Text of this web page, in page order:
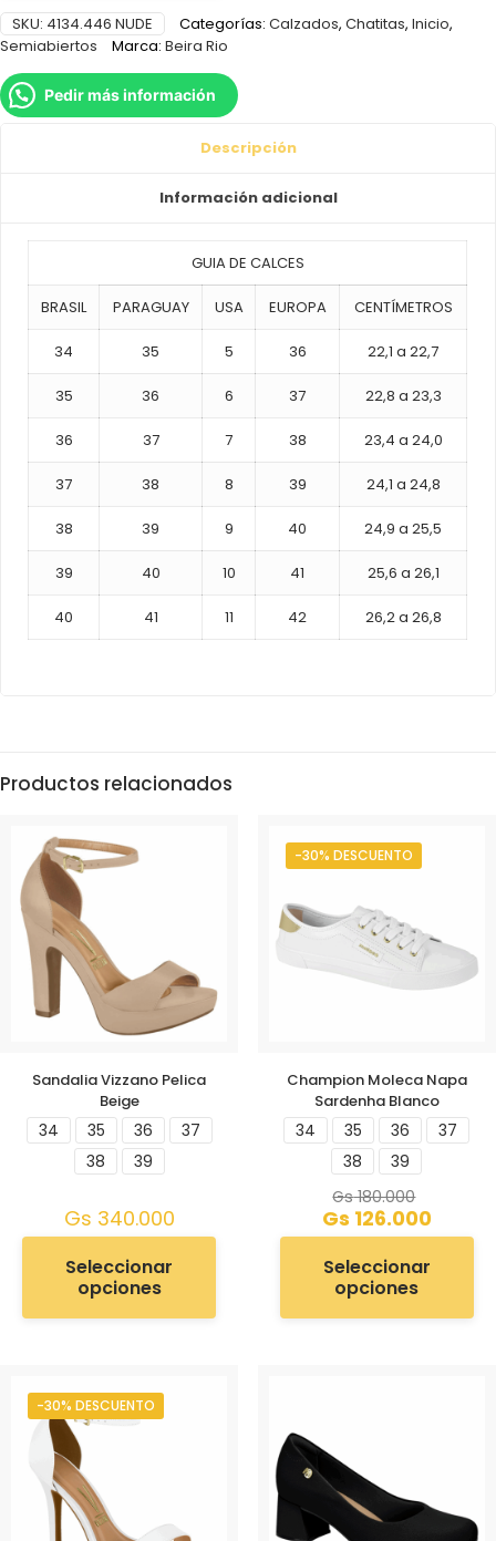
SKU: 4134.446 NUDE Categorías: Calzados, Chatitas, Inicio,
Semiabiertos
Marca: Beira Rio
Pedir más información
Descripción
Información adicional
GUIA DE CALCES
BRASIL PARAGUAY USA EUROPA CENTÍMETROS
34 35 5 36 22,1 a 22,7
35 36 6 37 22,8 a 23,3
36 37 7 38 23,4 a 24,0
37 38 8 39 24,1 a 24,8
38 39 9 40 24,9 a 25,5
39 40 10 41 25,6 a 26,1
40 41 11 42 26,2 a 26,8
Productos relacionados
Sandalia Vizzano Pelica
Beige
34 35 36
37
38
39
Gs 340.000
Seleccionar
opciones
-30% DESCUENTO
Champion Moleca Napa
Sardenha Blanco
34 35 36
37
38
39
Gs180.000
Gs 126.000
Seleccionar
opciones
-30% DESCUENTO